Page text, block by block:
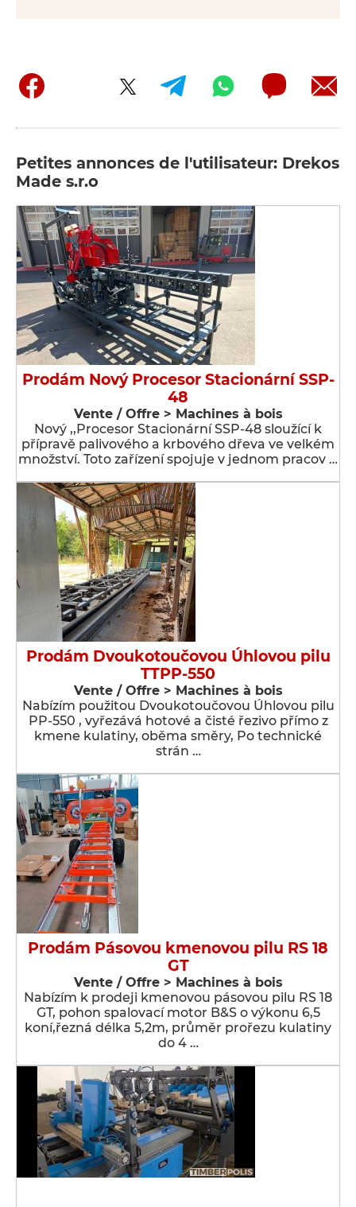
Petites annonces de l'utilisateur: Drekos
Made s.r.o
Prodám Nový Procesor Stacionární SSP-
48
Vente / Offre > Machines à bois
Nový ,,Procesor Stacionární SSP-48 sloužící k
přípravě palivového a krbového dřeva ve velkém
množství. Toto zařízení spojuje v jednom pracov …
Prodám Dvoukotoučovou Úhlovou pilu
TTPP-550
Vente / Offre > Machines à bois
Nabízím použitou Dvoukotoučovou Úhlovou pilu
PP-550 , vyřezává hotové a čisté řezivo přímo z
kmene kulatiny, oběma směry, Po technické
strán …
Prodám Pásovou kmenovou pilu RS 18
GT
Vente / Offre > Machines à bois
Nabízím k prodeji kmenovou pásovou pilu RS 18
GT, pohon spalovací motor B&S o výkonu 6,5
koní,řezná délka 5,2m, průměr prořezu kulatiny
do 4 …